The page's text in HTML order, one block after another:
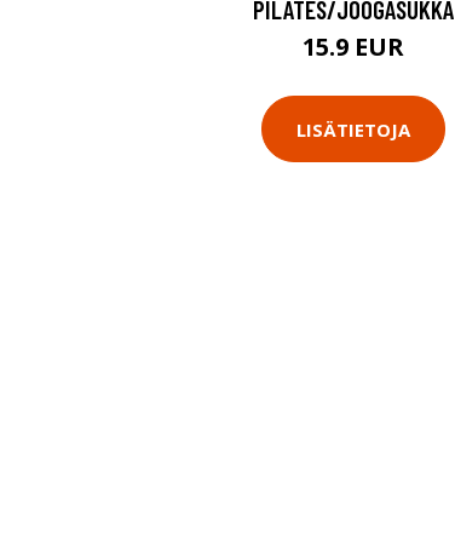
PILATES/JOOGASUKKA
15.9 EUR
LISÄTIETOJA